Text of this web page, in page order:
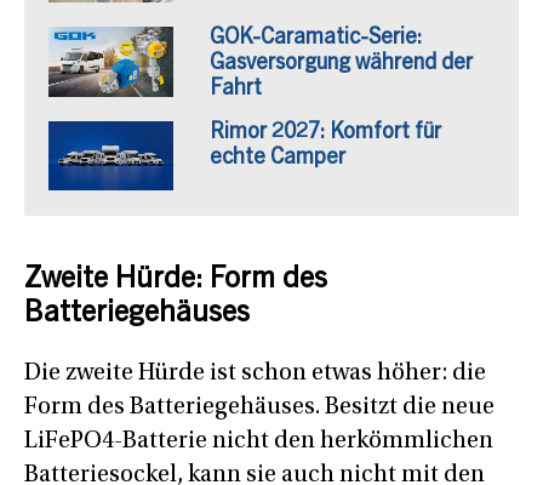
GOK-Caramatic-Serie:
Gasversorgung während der
Fahrt
Rimor 2027: Komfort für
echte Camper
Zweite Hürde: Form des
Batteriegehäuses
Die zweite Hürde ist schon etwas höher: die
Form des Batteriegehäuses. Besitzt die neue
LiFePO4-Batterie nicht den herkömmlichen
Batteriesockel, kann sie auch nicht mit den